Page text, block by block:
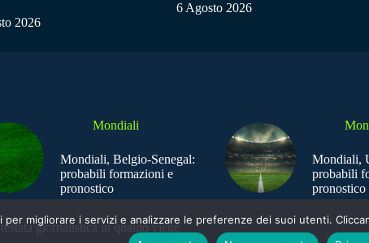
2026
6 Agosto 2026
Mondiali
Mondiali, Belgio-Senegal:
probabili formazioni e
pronostico
Mondiali,
probabili
pronostico
giornalistica in quanto viene
migliorare i servizi e analizzare le preferenze dei suoi utenti.